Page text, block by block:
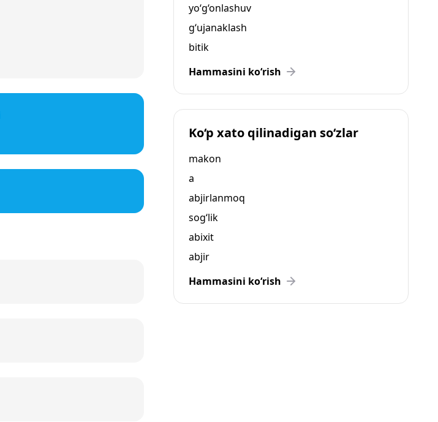
yo‘g‘onlashuv
g‘ujanaklash
bitik
Hammasini ko‘rish
Ko‘p xato qilinadigan so‘zlar
makon
a
abjirlanmoq
sog‘lik
abixit
abjir
Hammasini ko‘rish